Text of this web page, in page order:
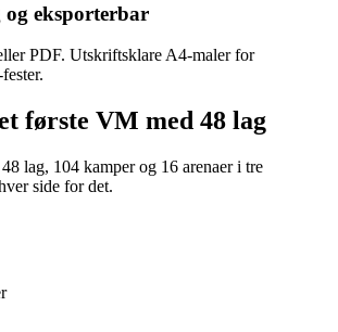
eksporterbar
PDF. Utskriftsklare A4-maler for
første VM med 48 lag
lag, 104 kamper og 16 arenaer i tre
side for det.